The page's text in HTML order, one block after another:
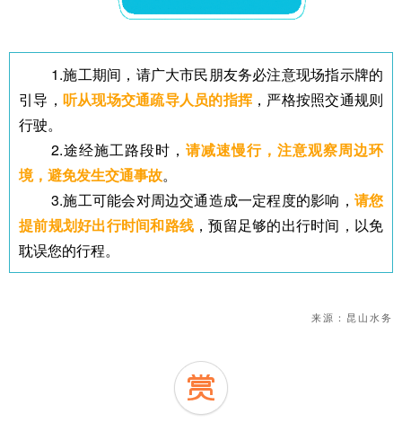
1.施工期间，请广大市民朋友务必注意现场指示牌的
引导， 听从现场交通疏导人员的指挥 ，严格按照交通规则
行驶。
2.途经施工路段时，请减速慢行，注意观察周边环
境，避免发生交通事故。
3.施工可能会对周边交通造成一定程度的影响， 请您
提前规划好出行时间和路线 ，预留足够的出行时间，以免
耽误您的行程。
来源：昆山水务